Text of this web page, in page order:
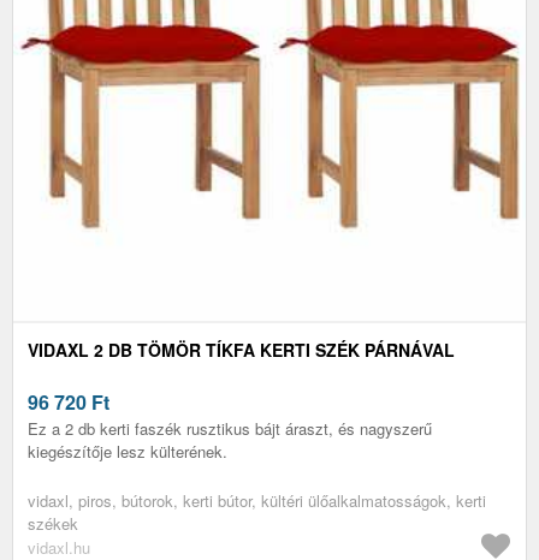
VIDAXL 2 DB TÖMÖR TÍKFA KERTI SZÉK PÁRNÁVAL
96 720 Ft
Ez a 2 db kerti faszék rusztikus bájt áraszt, és nagyszerű
kiegészítője lesz külterének.
vidaxl, piros, bútorok, kerti bútor, kültéri ülőalkalmatosságok, kerti
székek
vidaxl.hu